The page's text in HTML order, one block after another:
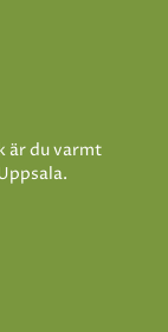
är du varmt